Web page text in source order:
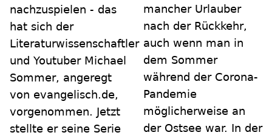
nachzuspielen - das
hat sich der
Literaturwissenschaftler
und Youtuber Michael
Sommer, angeregt
von evangelisch.de,
vorgenommen. Jetzt
stellte er seine Serie
mancher Urlauber
nach der Rückkehr,
auch wenn man in
dem Sommer
während der Corona-
Pandemie
möglicherweise an
der Ostsee war. In der